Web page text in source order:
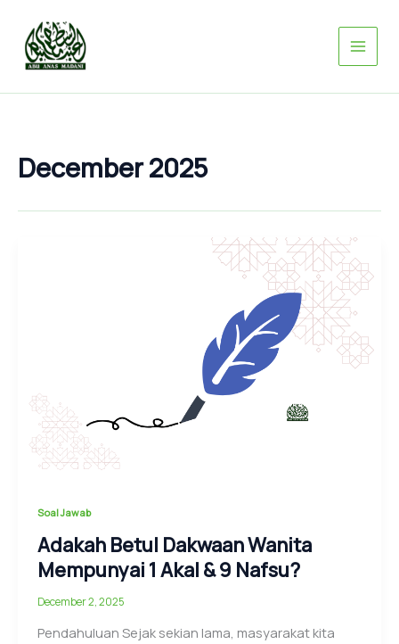
content
December 2025
Soal Jawab
Adakah Betul Dakwaan Wanita
Mempunyai 1 Akal & 9 Nafsu?
December 2, 2025
Pendahuluan Sejak sekian lama, masyarakat kita